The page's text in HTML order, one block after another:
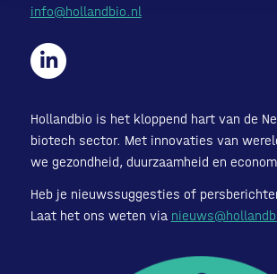
info@hollandbio.nl
Hollandbio is het kloppend hart van de
biotech sector. Met innovaties van
we gezondheid, duurzaamheid en
Heb je nieuwssuggesties of
Laat het ons weten via